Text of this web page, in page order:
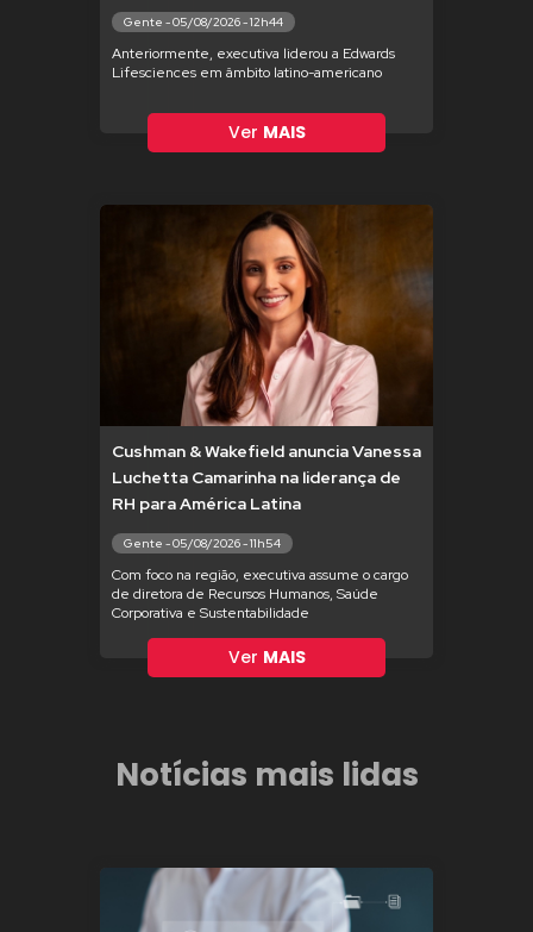
Gente - 05/08/2026 - 12h44
Anteriormente, executiva liderou a Edwards
Lifesciences em âmbito latino-americano
Ver MAIS
Cushman & Wakefield anuncia Vanessa
Luchetta Camarinha na liderança de
RH para América Latina
Gente - 05/08/2026 - 11h54
Com foco na região, executiva assume o cargo
de diretora de Recursos Humanos, Saúde
Corporativa e Sustentabilidade
Ver MAIS
Notícias mais lidas